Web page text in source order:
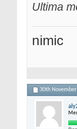
Ultima
nimic
30th November